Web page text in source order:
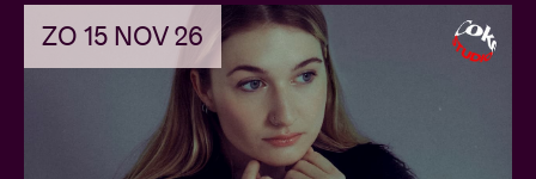
ZO 15 NOV 26